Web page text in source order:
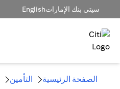
سيتي بنك الإماراتEnglish
الصفحة الرئيسية التأمين